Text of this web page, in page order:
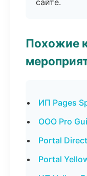
сайте.
Похожие
ИП Pages
ООО Pro
Portal
Portal